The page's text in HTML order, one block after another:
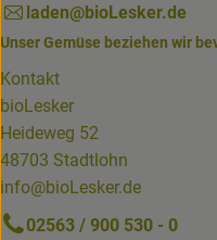
laden@bioLesker.de
Unser Gemüse beziehen wir
Kontakt
bioLesker
Heideweg 52
48703 Stadtlohn
info@bioLesker.de
02563 / 900 530 - 0